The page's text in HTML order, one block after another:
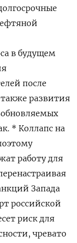
в будущем
после
развития
* Коллапс на
работу для
Запада
российской
риск для
чревато